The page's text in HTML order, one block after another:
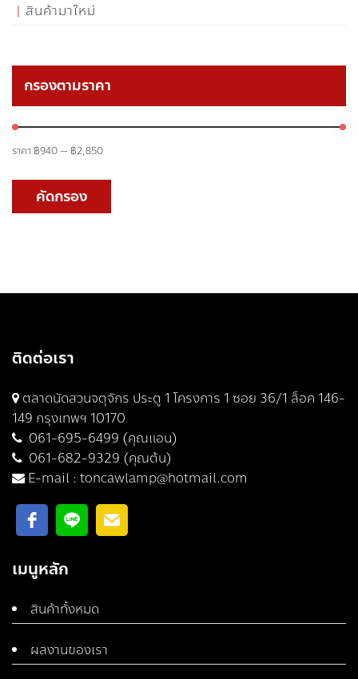
สินค้ามาใหม่
กรองตามราคา
คัดกรอง
ราคา ฿940— ฿2,850
ติดต่อเรา
ตลาดนัดสวนจตุจักร ประตู 1 โครงการ 1 ซอย 36/1 ล็อค 146-
149 กรุงเทพฯ 10170
061-695-6499 (คุณแอน)
061-682-9329 (คุณต้น)
E-mail : toncawlamp@hotmail.com
เมนูหลัก
สินค้าทั้งหมด
ผลงานของเรา